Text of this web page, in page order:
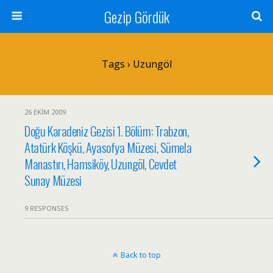
Gezip Gördük
Tags › Uzungöl
26 EKIM 2009
Doğu Karadeniz Gezisi 1. Bölüm: Trabzon,
Atatürk Köşkü, Ayasofya Müzesi, Sümela
Manastırı, Hamsiköy, Uzungöl, Cevdet
Sunay Müzesi
9 RESPONSES
Back to top